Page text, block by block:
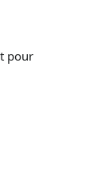
pour